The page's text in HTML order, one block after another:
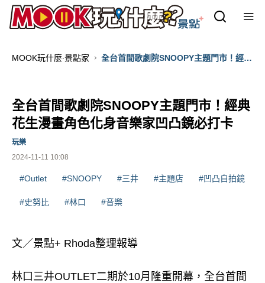
MOOK玩什麼‧景點家
全台首間歌劇院SNOOPY主題門市！經典
全台首間歌劇院SNOOPY主題門市！經典
花生漫畫角色化身音樂家凹凸鏡必打卡
2024-11-11 10:08
玩樂
#Outlet #SNOOPY #三井 #主題店 #凹凸自拍鏡
#史努比 #林口 #音樂
文／景點+ Rhoda整理報導
林口三井OUTLET二期於10月隆重開幕，全台首間